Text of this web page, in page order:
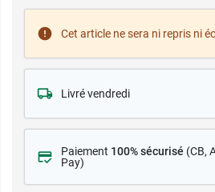
Cet article ne sera ni repris ni
Livré vendredi
Paiement 100% sécurisé (CB,
Pay)